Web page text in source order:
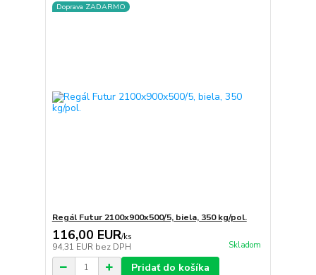
Doprava ZADARMO
Regál Futur 2100x900x500/5, biela, 350 kg/pol.
116,00 EUR/ks
94,31 EUR bez DPH Skladom
Pridať do košíka